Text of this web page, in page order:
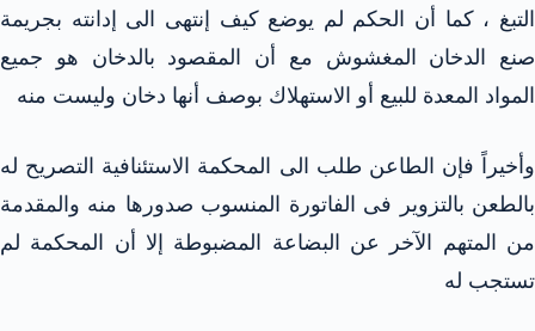
التبغ ، كما أن الحكم لم يوضع كيف إنتهى الى إدانته بجريمة
صنع الدخان المغشوش مع أن المقصود بالدخان هو جميع
المواد المعدة للبيع أو الاستهلاك بوصف أنها دخان وليست منه
وأخيراً فإن الطاعن طلب الى المحكمة الاستئنافية التصريح له
بالطعن بالتزوير فى الفاتورة المنسوب صدورها منه والمقدمة
من المتهم الآخر عن البضاعة المضبوطة إلا أن المحكمة لم
تستجب له